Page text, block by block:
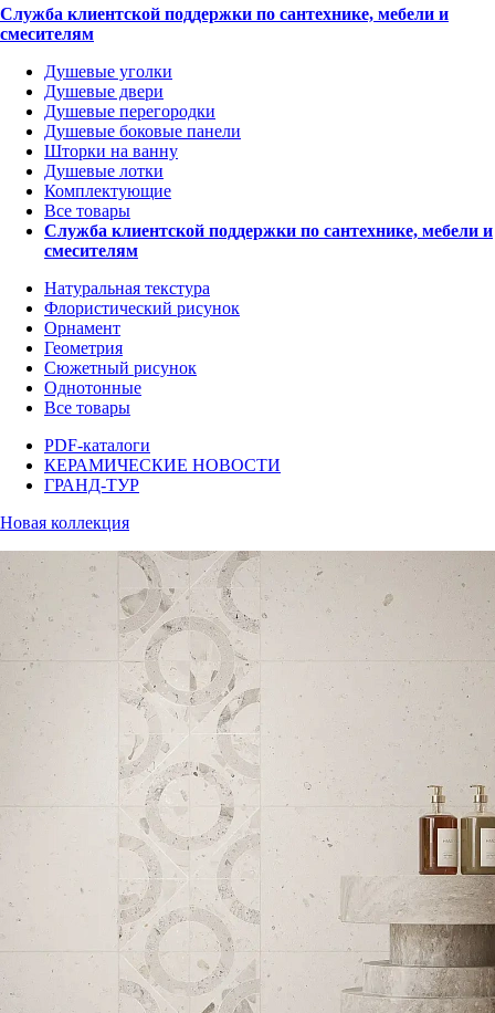
Служба клиентской поддержки по сантехнике, мебели и
смесителям
Душевые уголки
Душевые двери
Душевые перегородки
Душевые боковые панели
Шторки на ванну
Душевые лотки
Комплектующие
Все товары
Служба клиентской поддержки по сантехнике, мебели и
смесителям
Натуральная текстура
Флористический рисунок
Орнамент
Геометрия
Сюжетный рисунок
Однотонные
Все товары
PDF-каталоги
КЕРАМИЧЕСКИЕ НОВОСТИ
ГРАНД-ТУР
Новая коллекция